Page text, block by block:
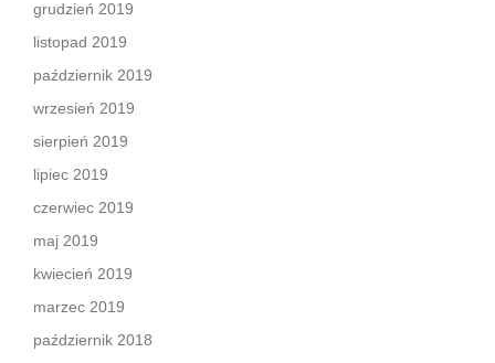
grudzień 2019
listopad 2019
październik 2019
wrzesień 2019
sierpień 2019
lipiec 2019
czerwiec 2019
maj 2019
kwiecień 2019
marzec 2019
październik 2018